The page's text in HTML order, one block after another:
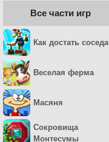
Все части игр
Как достать соседа
Веселая ферма
Масяня
Сокровища
Монтесумы